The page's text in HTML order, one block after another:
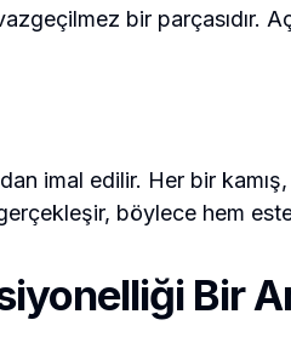
bir parçasıdır.
imal edilir. Her bir
böylece hem
Bir